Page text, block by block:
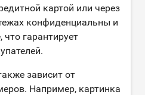
картой или через
конфиденциальны и
что гарантирует
зависит от
Например, картинка